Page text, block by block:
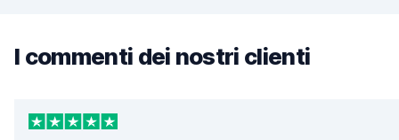
I commenti dei nostri clienti